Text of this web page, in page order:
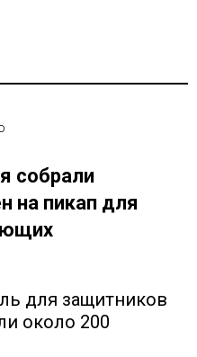
собрали
на пикап для
для защитников
около 200